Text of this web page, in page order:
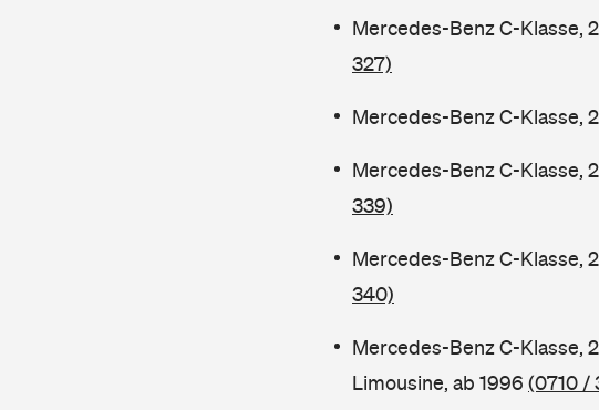
Mercedes-Benz C-Klasse,
327)
Mercedes-Benz C-Klasse,
Mercedes-Benz C-Klasse,
339)
Mercedes-Benz C-Klasse,
340)
Mercedes-Benz C-Klasse,
Limousine, ab 1996 (0710 /